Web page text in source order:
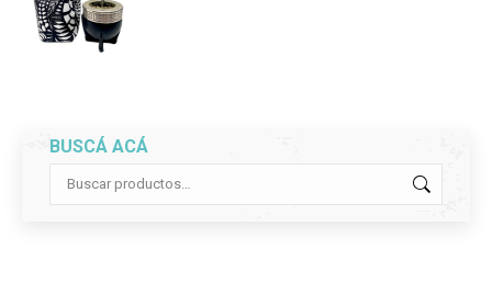
BUSCÁ ACÁ